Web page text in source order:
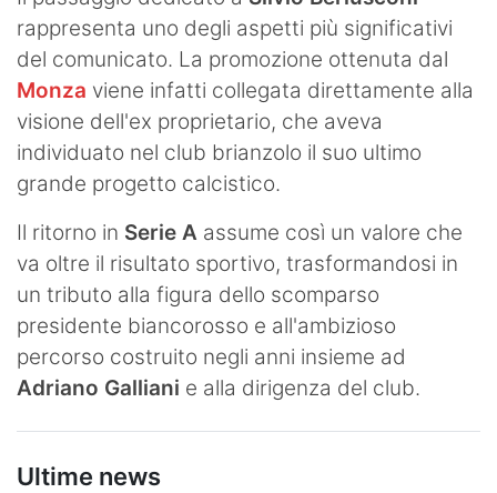
rappresenta uno degli aspetti più significativi
del comunicato. La promozione ottenuta dal
Monza viene infatti collegata direttamente alla
visione dell'ex proprietario, che aveva
individuato nel club brianzolo il suo ultimo
grande progetto calcistico.
Il ritorno in Serie A assume così un valore che
va oltre il risultato sportivo, trasformandosi in
un tributo alla figura dello scomparso
presidente biancorosso e all'ambizioso
percorso costruito negli anni insieme ad
Adriano Galliani e alla dirigenza del club.
Ultime news